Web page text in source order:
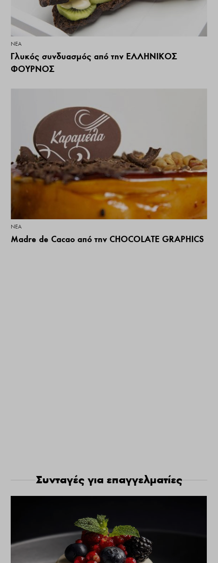
ΝΕΑ
Γλυκός συνδυασμός από την ΕΛΛΗΝΙΚΟΣ
ΦΟΥΡΝΟΣ
ΝΕΑ
Madre de Cacao από την CHOCOLATE GRAPHICS
Συνταγές για επαγγελματίες